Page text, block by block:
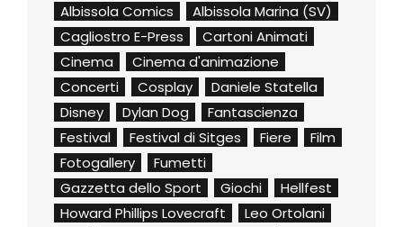
Albissola Comics
Albissola Marina (SV)
Cagliostro E-Press
Cartoni Animati
Cinema
Cinema d'animazione
Concerti
Cosplay
Daniele Statella
Disney
Dylan Dog
Fantascienza
Festival
Festival di Sitges Fiere
Film
Fotogallery
Fumetti
Gazzetta dello Sport
Giochi
Hellfest
Howard Phillips Lovecraft
Leo Ortolani